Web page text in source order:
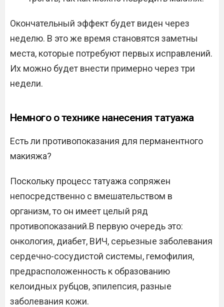
Окончательный эффект будет виден через
неделю. В это же время становятся заметны
места, которые потребуют первых исправлений.
Их можно будет внести примерно через три
недели.
Немного о технике нанесения татуажа
Есть ли противопоказания для перманентного
макияжа?
Поскольку процесс татуажа сопряжен
непосредственно с вмешательством в
организм, то он имеет целый ряд
противопоказаний.В первую очередь это:
онкология, диабет, ВИЧ, серьезные заболевания
сердечно-сосудистой системы, гемофилия,
предрасположенность к образованию
келоидных рубцов, эпилепсия, разные
заболевания кожи.